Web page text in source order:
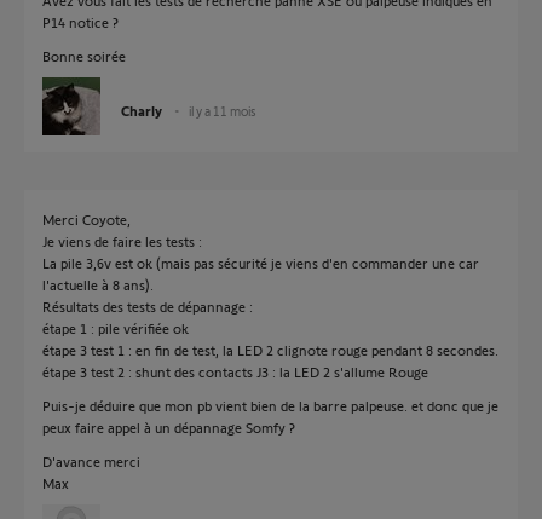
P14 notice ?
Bonne soirée
Charly il y a 11 mois
Merci Coyote,
Je viens de faire les tests :
La pile 3,6v est ok (mais pas sécurité je viens d'en commander une car
l'actuelle à 8 ans).
Résultats des tests de dépannage :
étape 1 : pile vérifiée ok
étape 3 test 1 : en fin de test, la LED 2 clignote rouge pendant 8 secondes.
étape 3 test 2 : shunt des contacts J3 : la LED 2 s'allume Rouge
Puis-je déduire que mon pb vient bien de la barre palpeuse. et donc que je
peux faire appel à un dépannage Somfy ?
D'avance merci
Max